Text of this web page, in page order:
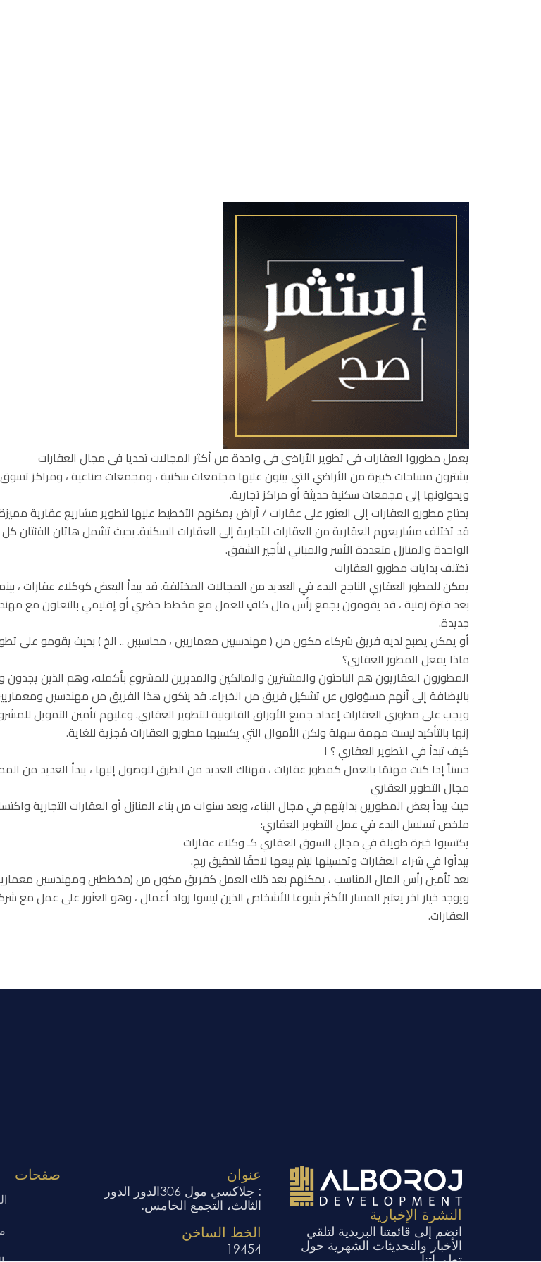
يعمل مطوروا العقارات فى تطوير الأراضى فى واحدة من أكثر المجالات تحديا فى مجال العقارات
يشترون مساحات كبيرة من الأراضي التي يبنون عليها مجتمعات سكنية ، ومجمعات صناعية ، ومراكز
ويحولونها إلى مجمعات سكنية حديثة أو مراكز تجارية.
يحتاج مطورو العقارات إلى العثور على عقارات / أراض يمكنهم التخطيط عليها لتطوير مشاريع عقارية
قد تختلف مشاريعهم العقارية من العقارات التجارية إلى العقارات السكنية. بحيث تشمل هاتان الفئتان
الواحدة والمنازل متعددة الأسر والمباني لتأجير الشقق.
تختلف بدايات مطورو العقارات
يمكن للمطور العقاري الناجح البدء في العديد من المجالات المختلفة. قد يبدأ البعض كوكلاء عقارات ،
بعد فترة زمنية ، قد يقومون بجمع رأس مال كافٍ للعمل مع مخطط حضري أو إقليمي بالتعاون مع
جديدة.
أو يمكن يصبح لديه فريق شركاء مكون من ( مهندسيين معماريين ، محاسبين .. الخ ) بحيث يقومو على
ماذا يفعل المطور العقاري؟
المطورون العقاريون هم الباحثون والمشترين والمالكين والمديرين للمشروع بأكمله، وهم الذين يجدون
بالإضافة إلى أنهم مسؤولون عن تشكيل فريق من الخبراء. قد يتكون هذا الفريق من مهندسين
ويجب على مطوري العقارات إعداد جميع الأوراق القانونية للتطوير العقاري. وعليهم تأمين التمويل
إنها بالتأكيد ليست مهمة سهلة ولكن الأموال التي يكسبها مطورو العقارات مُجزية للغاية.
كيف تبدأ في التطوير العقاري ؟ ا
حسناً إذا كنت مهتمًا بالعمل كمطور عقارات ، فهناك العديد من الطرق للوصول إليها ، يبدأ العديد من
مجال التطوير العقاري
حيث يبدأ بعض المطورين بدايتهم في مجال البناء، وبعد سنوات من بناء المنازل أو العقارات التجارية
ملخص تسلسل البدء في عمل التطوير العقاري:
يكتسبوا خبرة طويلة في مجال السوق العقاري كـ وكلاء عقارات
يبدأوا في شراء العقارات وتحسينها ليتم بيعها لاحقًا لتحقيق ربح.
بعد تأمين رأس المال المناسب ، يمكنهم بعد ذلك العمل كفريق مكون من (مخططين ومهندسين
ويوجد خيار آخر يعتبر المسار الأكثر شيوعا للأشخاص الذين ليسوا رواد أعمال ، وهو العثور على عمل
العقارات.
النشرة الإخبارية
انضم إلى قائمتنا البريدية لتلقي
الأخبار والتحديثات الشهرية حول
عنوان
: جلاكسي مول 306الدور الدور
الثالث، التجمع الخامس.
الخط الساخن
19454
صفحات